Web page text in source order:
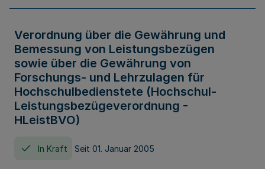
Verordnung über die Gewährung und
Bemessung von Leistungsbezügen
sowie über die Gewährung von
Forschungs- und Lehrzulagen für
Hochschulbedienstete (Hochschul-
Leistungsbezügeverordnung -
HLeistBVO)
In Kraft Seit 01. Januar 2005